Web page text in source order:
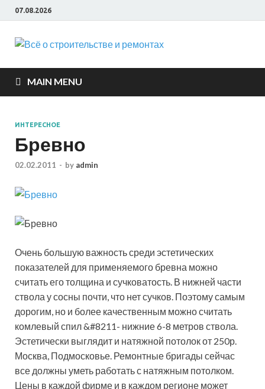
07.08.2026
Всё о
MAIN MENU
ИНТЕРЕСНОЕ
Бревно
02.02.2011 - by admin
Очень большую важность среди эстетических
показателей для применяемого бревна можно
считать его толщина и сучковатость. В нижней части
ствола у сосны почти, что нет сучков. Поэтому самым
дорогим, но и более качественным можно считать
комлевый спил &#8211- нижние 6-8 метров ствола.
Эстетически выглядит и натяжной потолок от 250р.
Москва, Подмосковье. Ремонтные бригады сейчас
все должны уметь работать с натяжным потолком.
Цены в каждой фирме и в каждом регионе может